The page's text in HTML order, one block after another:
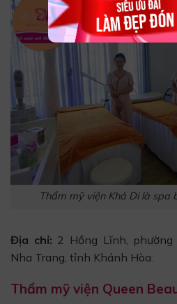
Thẩm mỹ viện Khả Di là spa
Địa chỉ: 2 Hồng Lĩnh,
Nha Trang, tỉnh Khánh Hòa.
Thẩm mỹ viện Queen